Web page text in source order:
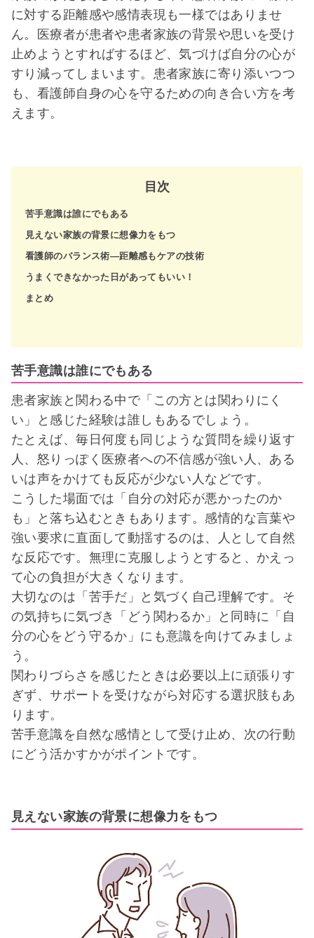
に対する距離感や感情表現も一様ではありませ
ん。医療者が患者や患者家族の背景や思いを受け
止めようとすればするほど、気づけば自分の心が
すり減ってしまいます。患者家族に寄り添いつつ
も、看護師自身の心を守るための向き合い方を考
えます。
目次
苦手意識は誰にでもある
見えない家族の背景に想像力をもつ
看護師のバランス術―距離感もケアの技術
うまくできなかった日があってもいい！
まとめ
苦手意識は誰にでもある
患者家族と関わる中で「この方とは関わりにく
い」と感じた経験は誰しもあるでしょう。
たとえば、毎日何度も同じような質問を繰り返す
人、怒りっぽく医療者への不信感が強い人、ある
いは声をかけても反応が少ない人などです。
こうした場面では「自分の対応が悪かったのか
も」と落ち込むときもあります。感情的な言葉や
強い要求に直面して動揺するのは、人として自然
な反応です。無理に克服しようとすると、かえっ
て心の負担が大きくなります。
大切なのは「苦手だ」と気づく自己理解です。そ
の気持ちに気づき「どう関わるか」と同時に「自
分の心をどう守るか」にも意識を向けてみましょ
う。
関わりづらさを感じたときは必要以上に頑張りす
ぎず、サポートを受けながら対応する選択肢もあ
ります。
苦手意識を自然な感情として受け止め、次の行動
にどう活かすかがポイントです。
見えない家族の背景に想像力をもつ